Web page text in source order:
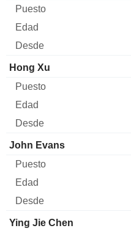
Hong Xu
John Evans
Ying Jie Chen